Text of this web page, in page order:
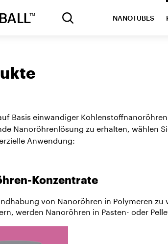
NANOTUBES
Basis einwandiger
Nanoröhrenlösung zu erhalten, wählen
Anwendung:
Konzentrate
von Nanoröhren in Polymeren
werden Nanoröhren in Pasten- oder